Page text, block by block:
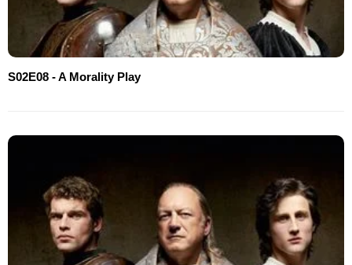
S02E08 - A Morality Play